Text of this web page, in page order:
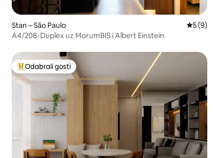
Stan – São Paulo
5 (9)
A4/208-Duplex uz MorumBIS i Albert Einstein
Među najviše rangiranima s oznakom „Odabrali gosti”
Odabrali gosti